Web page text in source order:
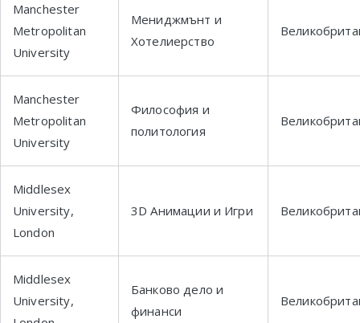
Manchester
Metropolitan
University
Мениджмънт и
Хотелиерство
Manchester
Metropolitan
University
Философия и
политология
Middlesex
University,
London
3D Анимации и Игри
Middlesex
University,
Банково дело и
финанси